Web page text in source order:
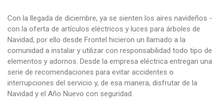
Con la llegada de diciembre, ya se sienten los aires navideños -
con la oferta de artículos eléctricos y luces para árboles de
Navidad, por ello desde Frontel hicieron un llamado a la
comunidad a instalar y utilizar con responsabilidad todo tipo de
elementos y adornos. Desde la empresa eléctrica entregan una
serie de recomendaciones para evitar accidentes o
interrupciones del servicio y, de esa manera, disfrutar de la
Navidad y el Año Nuevo con seguridad.